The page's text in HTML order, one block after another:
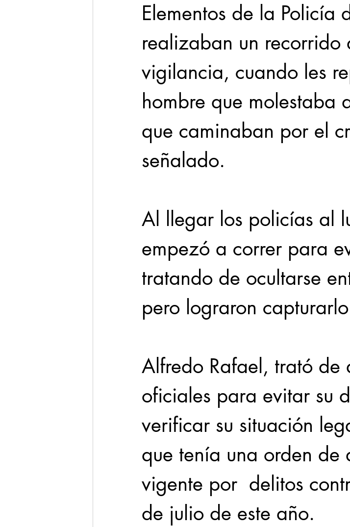
Elementos de la Policía
realizaban un recorrido
vigilancia, cuando les
hombre que molestaba
que caminaban por el
señalado.
Al llegar los policías al
empezó a correr para
tratando de ocultarse
pero lograron
Alfredo Rafael, trató de
oficiales para evitar su
verificar su situación
que tenía una orden de
vigente por  delitos
de julio de este año.